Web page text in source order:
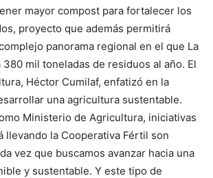
mayor compost para fortalecer los
proyecto que además permitirá
panorama regional en el que La
380 mil toneladas de residuos al año. El
Héctor Cumilaf, enfatizó en la
una agricultura sustentable.
Ministerio de Agricultura, iniciativas
llevando la Cooperativa Fértil son
vez que buscamos avanzar hacia una
y sustentable. Y este tipo de